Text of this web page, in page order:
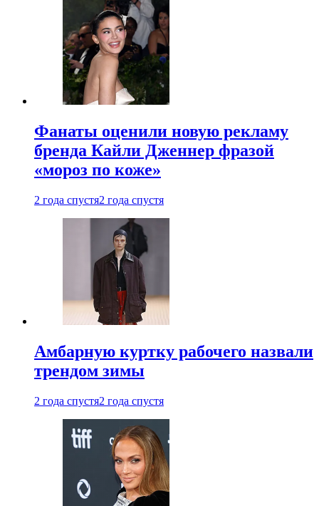
Фанаты оценили новую рекламу
бренда Кайли Дженнер фразой
«мороз по коже»
2 года спустя2 года спустя
Амбарную куртку рабочего назвали
трендом зимы
2 года спустя2 года спустя